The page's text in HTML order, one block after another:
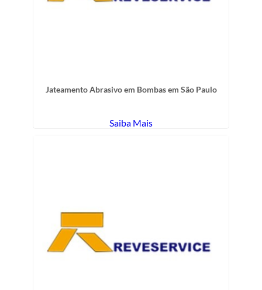
Jateamento Abrasivo em Bombas em São Paulo
Saiba Mais